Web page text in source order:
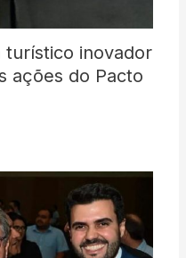
turístico inovador
ações do Pacto